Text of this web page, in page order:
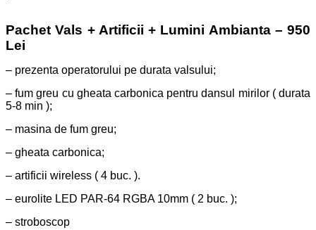
Pachet Vals + Artificii + Lumini Ambianta – 950
Lei
– prezenta operatorului pe durata valsului;
– fum greu cu gheata carbonica pentru dansul mirilor ( durata
5-8 min );
– masina de fum greu;
– gheata carbonica;
– artificii wireless ( 4 buc. ).
– eurolite LED PAR-64 RGBA 10mm ( 2 buc. );
– stroboscop